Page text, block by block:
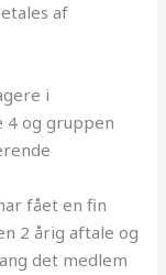
af
i
4 og gruppen
fået en fin
2 årig aftale og
det medlem